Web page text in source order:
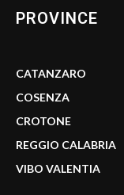
PROVINCE
CATANZARO
COSENZA
CROTONE
REGGIO CALABRIA
VIBO VALENTIA